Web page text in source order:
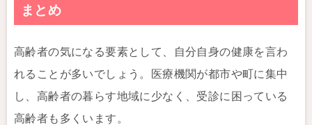
まとめ
高齢者の気になる要素として、自分自身の健康を言わ
れることが多いでしょう。医療機関が都市や町に集中
し、高齢者の暮らす地域に少なく、受診に困っている
高齢者も多くいます。